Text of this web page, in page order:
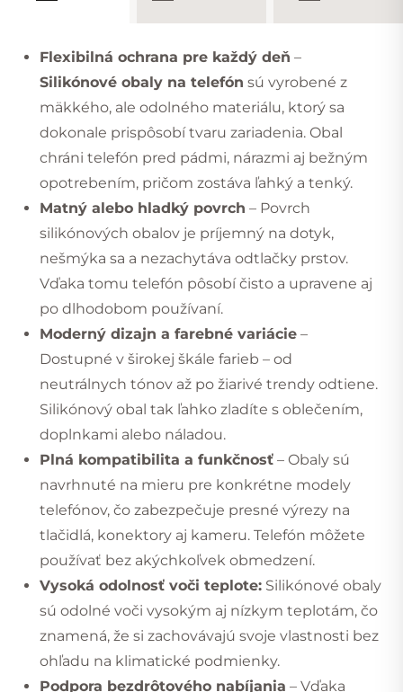
Flexibilná ochrana pre každý deň –
Silikónové obaly na telefón sú vyrobené z
mäkkého, ale odolného materiálu, ktorý sa
dokonale prispôsobí tvaru zariadenia. Obal
chráni telefón pred pádmi, nárazmi aj bežným
opotrebením, pričom zostáva ľahký a tenký.
Matný alebo hladký povrch – Povrch
silikónových obalov je príjemný na dotyk,
nešmýka sa a nezachytáva odtlačky prstov.
Vďaka tomu telefón pôsobí čisto a upravene aj
po dlhodobom používaní.
Moderný dizajn a farebné variácie –
Dostupné v širokej škále farieb – od
neutrálnych tónov až po žiarivé trendy odtiene.
Silikónový obal tak ľahko zladíte s oblečením,
doplnkami alebo náladou.
Plná kompatibilita a funkčnosť – Obaly sú
navrhnuté na mieru pre konkrétne modely
telefónov, čo zabezpečuje presné výrezy na
tlačidlá, konektory aj kameru. Telefón môžete
používať bez akýchkoľvek obmedzení.
Vysoká odolnosť voči teplote: Silikónové obaly
sú odolné voči vysokým aj nízkym teplotám, čo
znamená, že si zachovávajú svoje vlastnosti bez
ohľadu na klimatické podmienky.
Podpora bezdrôtového nabíjania – Vďaka